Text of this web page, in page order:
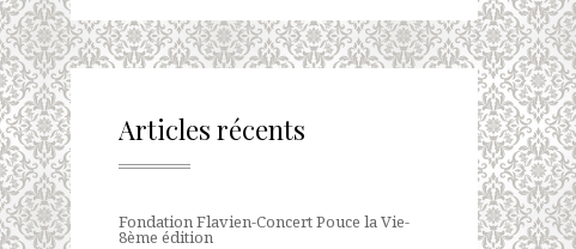
Articles récents
Fondation Flavien-Concert Pouce la Vie-
8ème édition